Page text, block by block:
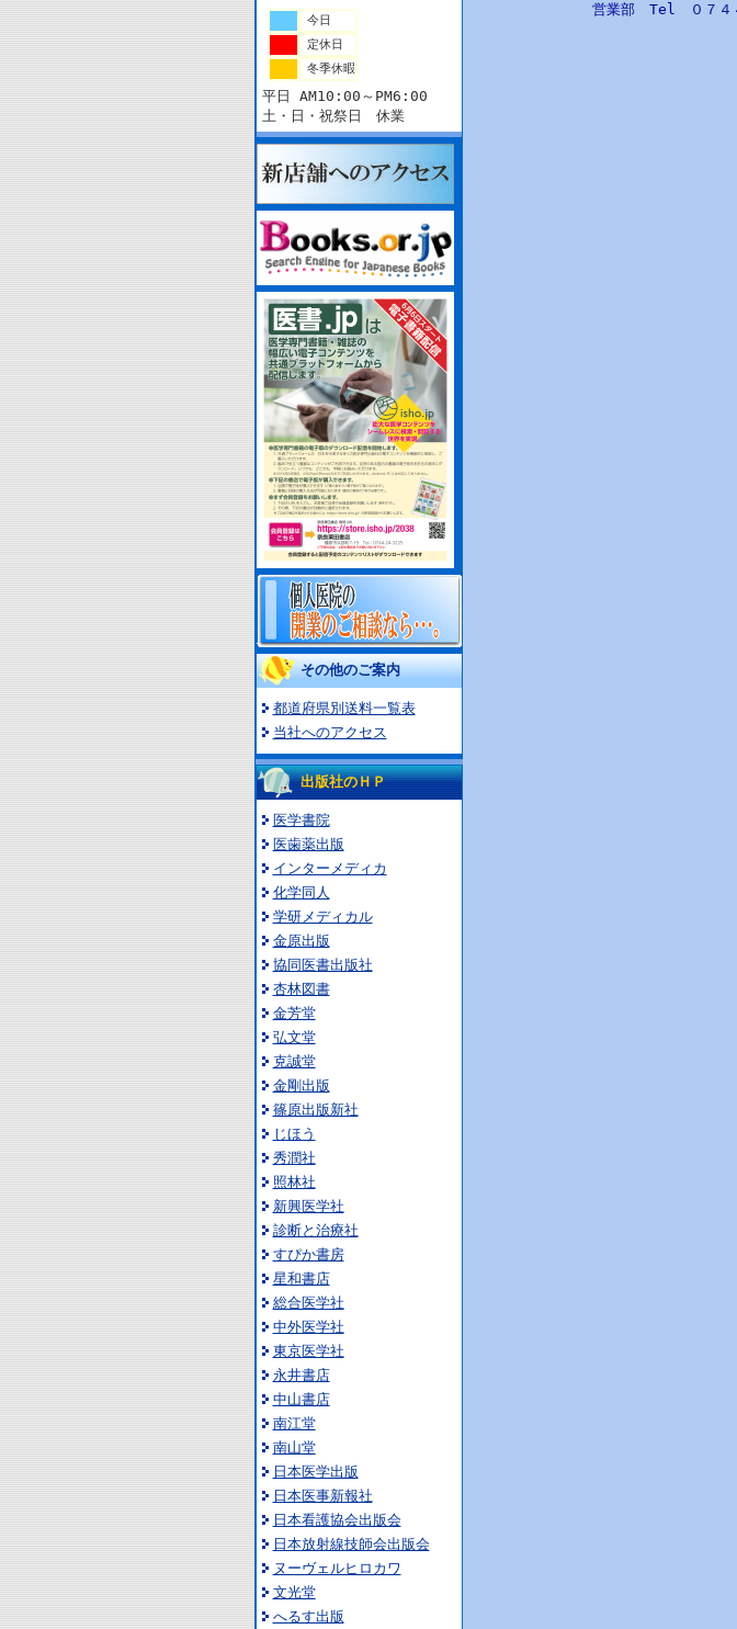
今日
定休日
冬季休暇
平日 AM10:00～PM6:00
土・日・祝祭日 休業
その他のご案内
都道府県別送料一覧表
当社へのアクセス
出版社のＨＰ
医学書院
医歯薬出版
インターメディカ
化学同人
学研メディカル
金原出版
協同医書出版社
杏林図書
金芳堂
弘文堂
克誠堂
金剛出版
篠原出版新社
じほう
秀潤社
照林社
新興医学社
診断と治療社
すぴか書房
星和書店
総合医学社
中外医学社
東京医学社
永井書店
中山書店
南江堂
南山堂
日本医学出版
日本医事新報社
日本看護協会出版会
日本放射線技師会出版会
ヌーヴェルヒロカワ
文光堂
へるす出版
営業部 Tel ０７４